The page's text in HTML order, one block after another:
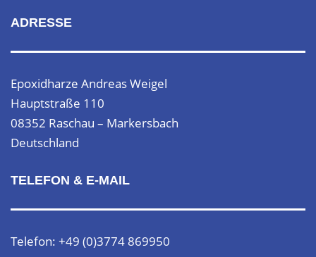
ADRESSE
Epoxidharze Andreas Weigel
Hauptstraße 110
08352 Raschau – Markersbach
Deutschland
TELEFON & E-MAIL
Telefon: +49 (0)3774 869950